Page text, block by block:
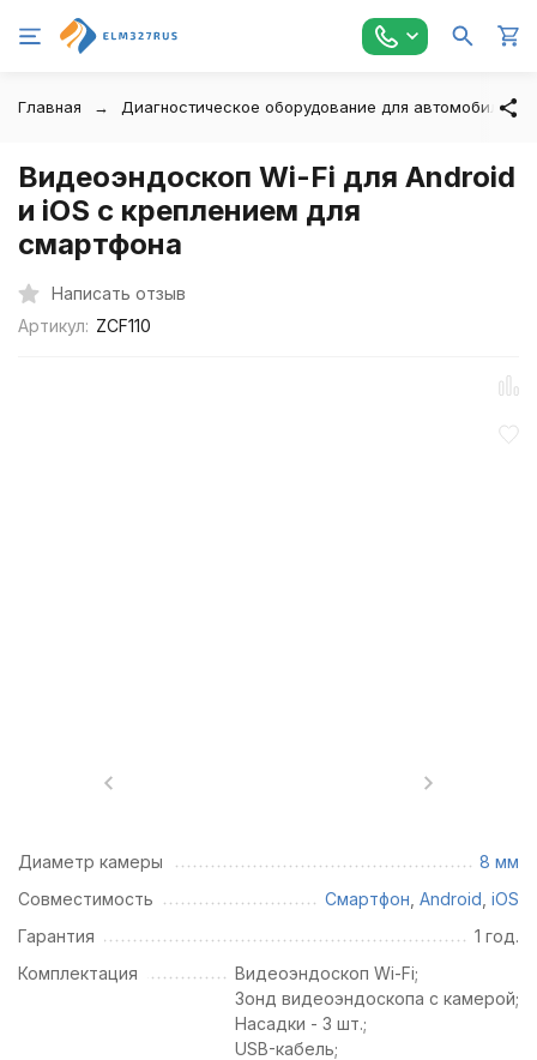
Главная Диагностическое оборудование для автомобилей
Видеоэндоскоп Wi-Fi для Android
и iOS с креплением для
смартфона
Написать отзыв
Артикул: ZCF110
Диаметр камеры
8 мм
Совместимость
Смартфон Android iOS
Гарантия
1 год.
Комплектация
Видеоэндоскоп Wi-Fi;
Зонд видеоэндоскопа с камерой;
Насадки - 3 шт.;
USB-кабель;